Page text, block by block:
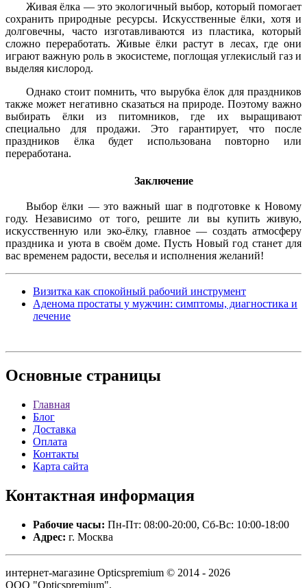
Живая ёлка — это экологичный выбор, который помогает
сохранить природные ресурсы. Искусственные ёлки, хотя и
долговечны, часто изготавливаются из пластика, который
сложно переработать. Живые ёлки растут в лесах, где они
играют важную роль в экосистеме, поглощая углекислый газ и
выделяя кислород.
Однако стоит помнить, что вырубка ёлок для праздников
также может негативно сказаться на природе. Поэтому важно
выбирать ёлки из питомников, где их выращивают
специально для продажи. Это гарантирует, что после
праздников ёлка будет использована повторно или
переработана.
Заключение
Выбор ёлки — это важный шаг в подготовке к Новому
году. Независимо от того, решите ли вы купить живую,
искусственную или эко-ёлку, главное — создать атмосферу
праздника и уюта в своём доме. Пусть Новый год станет для
вас временем радости, веселья и исполнения желаний!
Визитка как спокойный рабочий инструмент
Аденома простаты у мужчин: симптомы, диагностика и
лечение
Основные страницы
Главная
Блог
Доставка
Оплата
Контакты
Карта сайта
Контактная информация
Рабочие часы: Пн-Пт: 08:00-20:00, Сб-Вс: 10:00-18:00
Адрес: г. Москва
интернет-магазине Opticspremium © 2014 - 2026
ООО "Opticspremium".